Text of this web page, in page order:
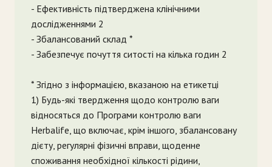
- Ефективність підтверджена клінічними
дослідженнями 2
- Збалансований склад *
- Забезпечує почуття ситості на кілька годин 2
* Згідно з інформацією, вказаною на етикетці
1) Будь-які твердження щодо контролю ваги
відносяться до Програми контролю ваги
Herbalife, що включає, крім іншого, збалансовану
дієту, регулярні фізичні вправи, щоденне
споживання необхідної кількості рідини,